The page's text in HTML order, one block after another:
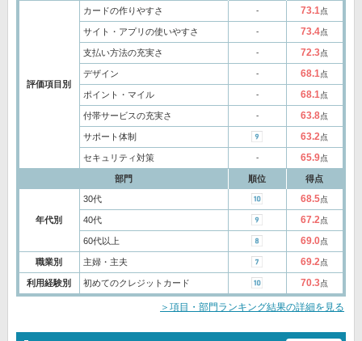
評価項目別
カードの作りやすさ ‐ 73.1点
サイト・アプリの使いやすさ ‐ 73.4点
支払い方法の充実さ ‐ 72.3点
デザイン ‐ 68.1点
ポイント・マイル ‐ 68.1点
付帯サービスの充実さ ‐ 63.8点
サポート体制 63.2点
セキュリティ対策 ‐ 65.9点
部門 順位 得点
年代別
30代 68.5点
40代 67.2点
60代以上 69.0点
職業別 主婦・主夫 69.2点
利用経験別 初めてのクレジットカード 70.3点
＞項目・部門ランキング結果の詳細を見る